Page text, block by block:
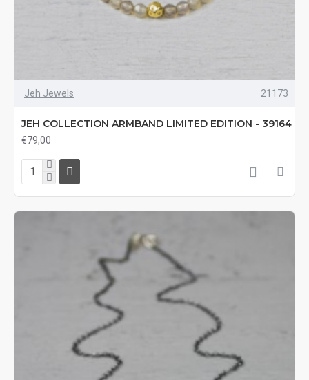
Jeh Jewels 21173
JEH COLLECTION ARMBAND LIMITED EDITION - 39164
€79,00